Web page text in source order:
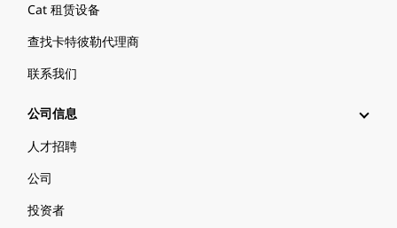
Cat 租赁设备
查找卡特彼勒代理商
联系我们
公司信息
人才招聘
公司
投资者